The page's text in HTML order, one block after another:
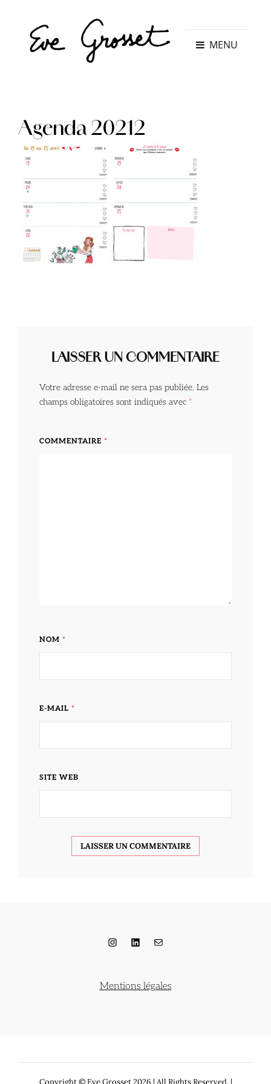
MENU
Agenda 20212
LAISSER UN COMMENTAIRE
Votre adresse e-mail ne sera pas publiée. Les
champs obligatoires sont indiqués avec *
COMMENTAIRE *
NOM *
E-MAIL *
SITE WEB
Instagram
LinkedIn
E-mail
Mentions légales
Copyright © Eve Grosset 2026 | All Rights Reserved. |